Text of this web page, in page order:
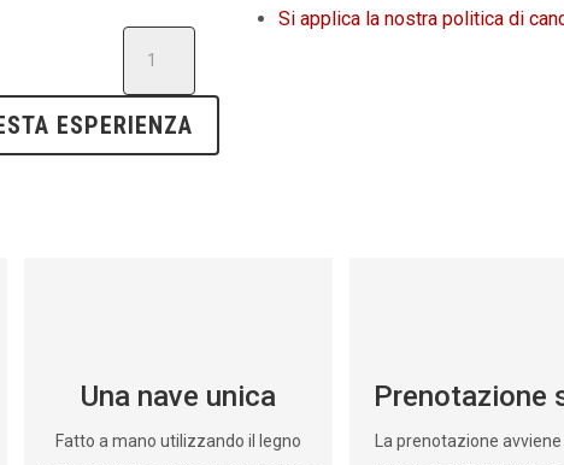
-
ESPERIENZA
Si applica la nostra politica di
Una nave unica
Fatto a mano utilizzando il legno
Prenotazione
La prenotazione